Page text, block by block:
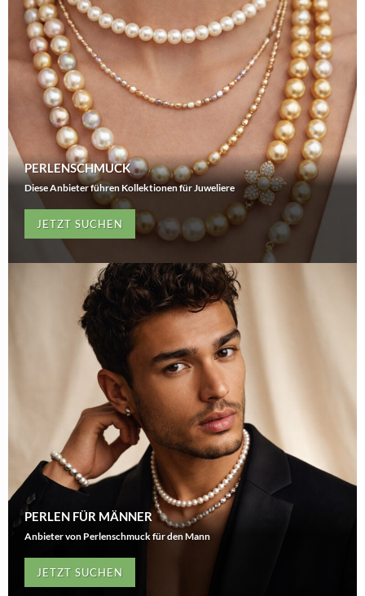
PERLENSCHMUCK
Diese Anbieter führen Kollektionen für Juweliere
JETZT SUCHEN
PERLEN FÜR MÄNNER
Anbieter von Perlenschmuck für den Mann
JETZT SUCHEN